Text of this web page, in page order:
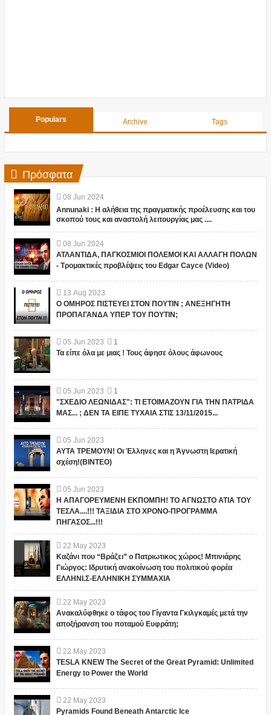
Populars Archive Tags
Πρόσφατα
08 Jun 2024
Annunaki : Η αλήθεια της πραγματικής προέλευσης και του
σκοπού τους και αναστολή λειτουργίας μας ....
08 Jun 2024
ΑΤΛΑΝΤΙΔΑ, ΠΑΓΚΟΣΜΙΟΙ ΠΟΛΕΜΟΙ ΚΑΙ ΑΛΛΑΓΗ ΠΟΛΩΝ
- Τρομακτικές προβλέψεις του Edgar Cayce (Video)
13 Aug 2023
Ο ΟΜΗΡΟΣ ΠΙΣΤΕΥΕΙ ΣΤΟΝ ΠΟΥΤΙΝ ; ΑΝΕΞΗΓΗΤΗ
ΠΡΟΠΑΓΑΝΔΑ ΥΠΕΡ ΤΟΥ ΠΟΥΤΙΝ;
05 Jun 2023
1
Τα είπε όλα με μιας ! Τους άφησε όλους άφωνους
05 Jun 2023
1
"ΣΧΕΔΙΟ ΛΕΩΝΙΔΑΣ": ΤΙ ΕΤΟΙΜΑΖΟΥΝ ΓΙΑ ΤΗΝ ΠΑΤΡΙΔΑ
ΜΑΣ... ; ΔΕΝ ΤΑ ΕΙΠΕ ΤΥΧΑΙΑ ΣΤΙΣ 13/11/2015...
05 Jun 2023
ΑΥΤΑ ΤΡΕΜΟΥΝ! Οι Έλληνες και η Άγνωστη Ιερατική
σχέση!(ΒΙΝΤΕΟ)
05 Jun 2023
Η ΑΠΑΓΟΡΕΥΜΕΝΗ ΕΚΠΟΜΠΗ! ΤΟ ΑΓΝΩΣΤΟ ΑΤΙΑ ΤΟΥ
ΤΕΣΛΑ....!!! ΤΑΞΙΔΙΑ ΣΤΟ ΧΡΟΝΟ-ΠΡΟΓΡΑΜΜΑ
ΠΗΓΑΣΟΣ...!!!
22 May 2023
Καζάνι που “Βράζει” ο Πατριωτικος χώρος! Μπινιάρης
Γιώργος: Ιδρυτική ανακοίνωση του πολιτικού φορέα
ΕΛΛΗΝΙ.Σ-ΕΛΛΗΝΙΚΗ ΣΥΜΜΑΧΙΑ
22 May 2023
Ανακαλύφθηκε ο τάφος του Γίγαντα Γκιλγκαμές μετά την
αποξήρανση του ποταμού Ευφράτη;
22 May 2023
TESLA KNEW The Secret of the Great Pyramid: Unlimited
Energy to Power the World
22 May 2023
Pyramids Found Beneath Antarctic Ice